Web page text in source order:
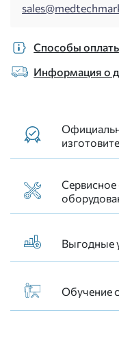
Способы
Информация о
Выгодные
Обучение